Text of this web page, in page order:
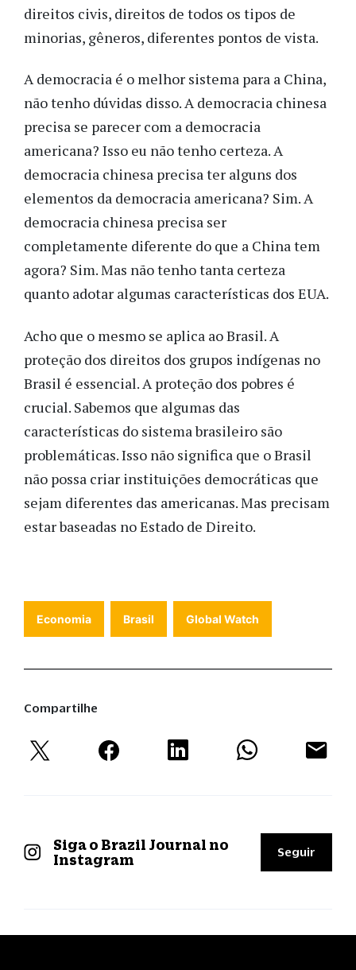
direitos civis, direitos de todos os tipos de
minorias, gêneros, diferentes pontos de vista.
A democracia é o melhor sistema para a China,
não tenho dúvidas disso. A democracia chinesa
precisa se parecer com a democracia
americana? Isso eu não tenho certeza. A
democracia chinesa precisa ter alguns dos
elementos da democracia americana? Sim. A
democracia chinesa precisa ser
completamente diferente do que a China tem
agora? Sim. Mas não tenho tanta certeza
quanto adotar algumas características dos EUA.
Acho que o mesmo se aplica ao Brasil. A
proteção dos direitos dos grupos indígenas no
Brasil é essencial. A proteção dos pobres é
crucial. Sabemos que algumas das
características do sistema brasileiro são
problemáticas. Isso não significa que o Brasil
não possa criar instituições democráticas que
sejam diferentes das americanas. Mas precisam
estar baseadas no Estado de Direito.
Economia Brasil Global Watch
Compartilhe
Siga o Brazil Journal no
Instagram
Seguir